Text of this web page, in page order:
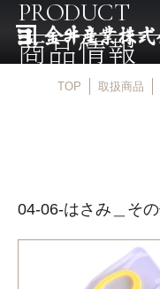
取扱メーカー
金井産業の強み
PRODUCT
商品情報
TOP 取扱商品
04-06-はさみ＿そ